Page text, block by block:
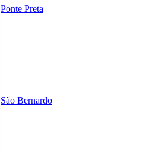
Ponte Preta
São Bernardo